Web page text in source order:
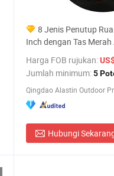
8 Jenis Penutup
Inch dengan Tas
Memancing Kapal Laut
Berlayar di Luar
Harga FOB rujukan:
Jumlah minimum:5
Qingdao Alastin Outdoor
Hubungi